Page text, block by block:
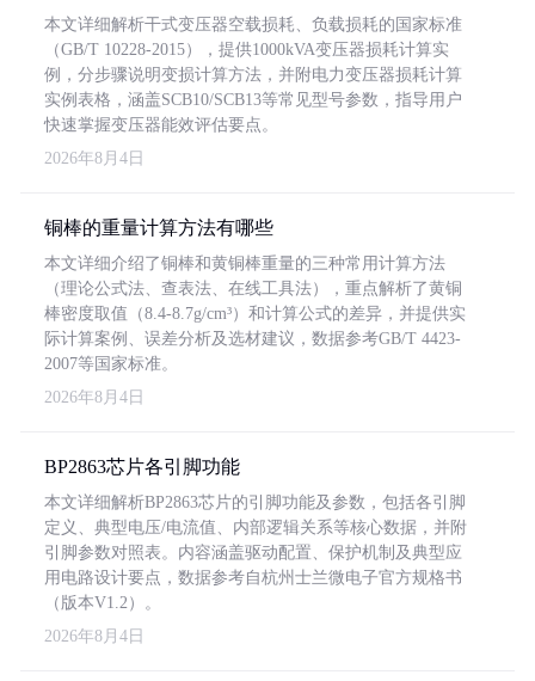
本文详细解析干式变压器空载损耗、负载损耗的国家标准
（GB/T 10228-2015），提供1000kVA变压器损耗计算实
例，分步骤说明变损计算方法，并附电力变压器损耗计算
实例表格，涵盖SCB10/SCB13等常见型号参数，指导用户
快速掌握变压器能效评估要点。
2026年8月4日
铜棒的重量计算方法有哪些
本文详细介绍了铜棒和黄铜棒重量的三种常用计算方法
（理论公式法、查表法、在线工具法），重点解析了黄铜
棒密度取值（8.4-8.7g/cm³）和计算公式的差异，并提供实
际计算案例、误差分析及选材建议，数据参考GB/T 4423-
2007等国家标准。
2026年8月4日
BP2863芯片各引脚功能
本文详细解析BP2863芯片的引脚功能及参数，包括各引脚
定义、典型电压/电流值、内部逻辑关系等核心数据，并附
引脚参数对照表。内容涵盖驱动配置、保护机制及典型应
用电路设计要点，数据参考自杭州士兰微电子官方规格书
（版本V1.2）。
2026年8月4日